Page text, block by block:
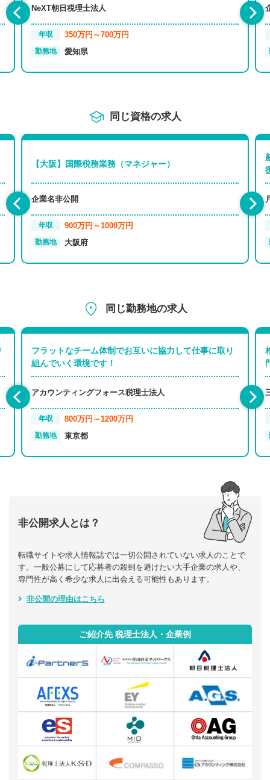
NeXT朝日税理士法人
年収 350万円～700万円
勤務地 愛知県
同じ資格の求人
【大阪】国際税務業務（マネジャー）
企業名非公開
年収 900万円～1000万円
勤務地 大阪府
同じ勤務地の求人
フラットなチーム体制でお互いに協力して仕事に取り
組んでいく環境です！
アカウンティングフォース税理士法人
年収 800万円～1200万円
勤務地 東京都
非公開求人とは？
転職サイトや求人情報誌では一切公開されていない求人のことで
す。一般公募にして応募者の殺到を避けたい大手企業の求人や、
専門性が高く希少な求人に出会える可能性もあります。
非公開の理由はこちら
ご紹介先 税理士法人・企業例